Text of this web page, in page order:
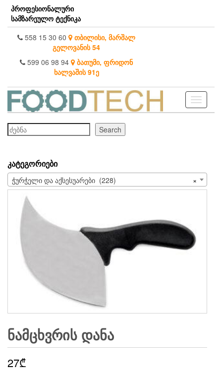
Skip
the
content
პროფესიონალური
სამზარეულო ტექნიკა
558 15 30 60 თბილისი, მარშალ
გელოვანის 54
599 06 98 94 ბათუმი, ფრიდონ
ხალვაშის 91ე
Toggle
ძებნა
Search
ᲙᲐᲢᲔᲒᲝᲠᲘᲔᲑᲘ
×
ჭურჭელი და აქსესუარები (228)
ᲜᲐᲛᲪᲮᲕᲠᲘᲡ ᲓᲐᲜᲐ
27₾